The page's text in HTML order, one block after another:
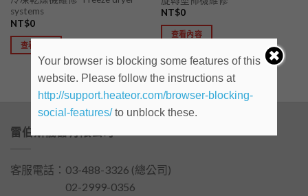
systems
NT$0
查看內容
NT$0
查看內容
雷伯斯儀器有限公司
客服電話： 03-488-3326 (總公司)
02-2999-0356
Your browser is blocking some features of this
website. Please follow the instructions at
http://support.heateor.com/browser-blocking-
social-features/to unblock these.